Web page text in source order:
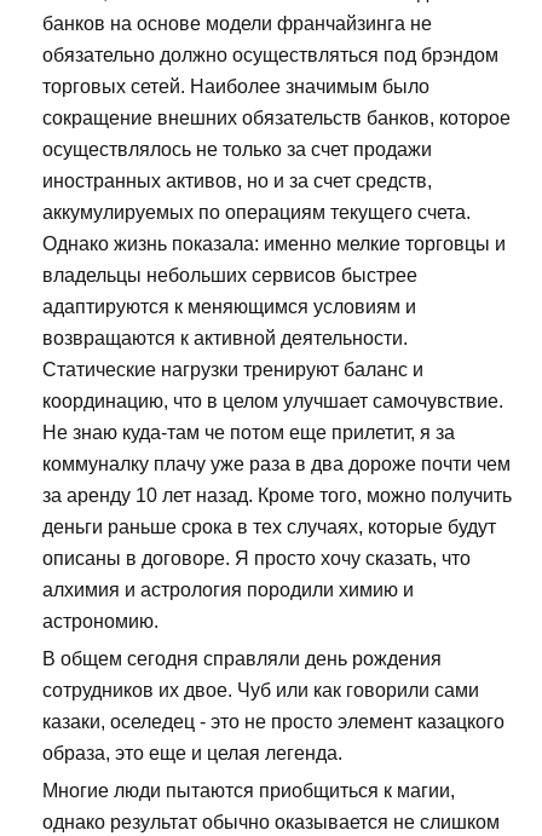
банков на основе модели франчайзинга не
обязательно должно осуществляться под брэндом
торговых сетей. Наиболее значимым было
сокращение внешних обязательств банков, которое
осуществлялось не только за счет продажи
иностранных активов, но и за счет средств,
аккумулируемых по операциям текущего счета.
Однако жизнь показала: именно мелкие торговцы и
владельцы небольших сервисов быстрее
адаптируются к меняющимся условиям и
возвращаются к активной деятельности.
Статические нагрузки тренируют баланс и
координацию, что в целом улучшает самочувствие.
Не знаю куда-там че потом еще прилетит, я за
коммуналку плачу уже раза в два дороже почти чем
за аренду 10 лет назад. Кроме того, можно получить
деньги раньше срока в тех случаях, которые будут
описаны в договоре. Я просто хочу сказать, что
алхимия и астрология породили химию и
астрономию.
В общем сегодня справляли день рождения
сотрудников их двое. Чуб или как говорили сами
казаки, оселедец - это не просто элемент казацкого
образа, это еще и целая легенда.
Многие люди пытаются приобщиться к магии,
однако результат обычно оказывается не слишком